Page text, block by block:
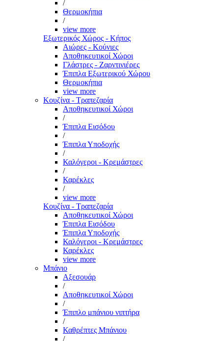
/
Θερμοκήπια
/
view more
Εξωτερικός Χώρος - Κήπος
Αιώρες - Κούνιες
Αποθηκευτικοί Χώροι
Γλάστρες - Ζαρντινιέρες
Έπιπλα Εξωτερικού Χώρου
Θερμοκήπια
view more
Κουζίνα - Τραπεζαρία
Αποθηκευτικοί Χώροι
/
Έπιπλα Εισόδου
/
Έπιπλα Υποδοχής
/
Καλόγεροι - Κρεμάστρες
/
Καρέκλες
/
view more
Κουζίνα - Τραπεζαρία
Αποθηκευτικοί Χώροι
Έπιπλα Εισόδου
Έπιπλα Υποδοχής
Καλόγεροι - Κρεμάστρες
Καρέκλες
view more
Μπάνιο
Αξεσουάρ
/
Αποθηκευτικοί Χώροι
/
Έπιπλο μπάνιου νιπτήρα
/
Καθρέπτες Μπάνιου
/